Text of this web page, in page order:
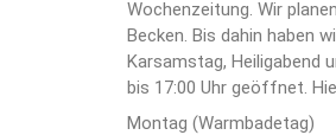
Wochenzeitung. Wir
Becken. Bis dahin haben
Karsamstag, Heiligabend
bis 17:00 Uhr geöffnet.
Montag (Warmbadetag)